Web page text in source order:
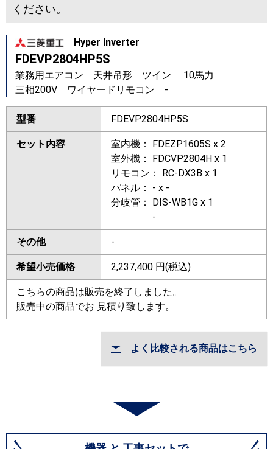
ください。
Hyper Inverter
FDEVP2804HP5S
業務用エアコン 天井吊形 ツイン 10馬力
三相200V ワイヤードリモコン -
型番 FDEVP2804HP5S
セット内容
室内機： FDEZP1605S x 2
室外機： FDCVP2804H x 1
リモコン： RC-DX3B x 1
パネル： - x -
分岐管： DIS-WB1G x 1
-
その他 -
希望小売価格 2,237,400 円(税込)
こちらの商品は販売を終了しました。
販売中の商品でお 見積り致します。
よく比較される商品はこちら